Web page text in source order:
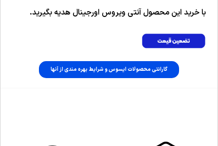
با خرید این محصول آنتی ویروس اورجینال هدیه بگیرید.
گارانتی محصولات ایسوس و شرایط بهره مندی از آنها